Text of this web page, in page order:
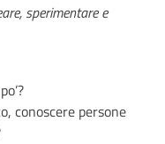
sperimentare e
conoscere persone